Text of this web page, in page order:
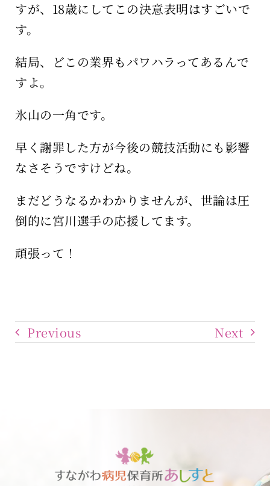
すが、18歳にしてこの決意表明はすごいで
す。
結局、どこの業界もパワハラってあるんで
すよ。
氷山の一角です。
早く謝罪した方が今後の競技活動にも影響
なさそうですけどね。
まだどうなるかわかりませんが、世論は圧
倒的に宮川選手の応援してます。
頑張って！
Previous Next